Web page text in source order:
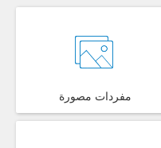
مفردات مصورة